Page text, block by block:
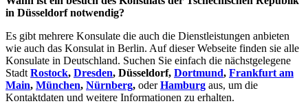
in Düsseldorf notwendig?
Es gibt mehrere Konsulate die auch die Dienstleistungen anbieten
wie auch das Konsulat in Berlin. Auf dieser Webseite finden sie alle
Konsulate in Deutschland. Suchen Sie einfach die nächstgelegene
StadtRostock, Dresden, Düsseldorf, Dortmund, Frankfurt am
Main, München, Nürnberg, oderHamburg aus, um die
Kontaktdaten und weitere Informationen zu erhalten.